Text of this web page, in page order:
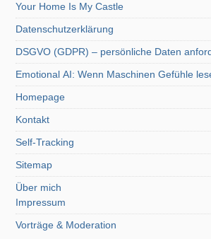
Your Home Is My Castle
Datenschutzerklärung
DSGVO (GDPR) – persönliche Daten
Emotional AI: Wenn Maschinen Gefühle
Homepage
Kontakt
Self-Tracking
Sitemap
Über mich
Impressum
Vorträge & Moderation